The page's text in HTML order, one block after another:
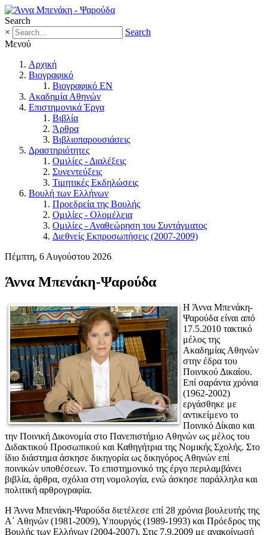
Search
×
Search
Μενού
Αρχική
Βιογραφικό
Βιογραφικό EN
Ακαδημία Αθηνών
Επιστημονικά Έργα
Βιβλία
Άρθρα
Βιβλιοπαρουσιάσεις
Δραστηριότητες
Ομιλίες - Διαλέξεις
Συνεντεύξεις
Τιμητικές Εκδηλώσεις
Βουλή των Ελλήνων
Προεδρεία της Βουλής
Ομιλίες - Ολομέλεια
Ομιλίες - Αναθεώρηση του Συντάγματος
Διεθνείς Εκπροσωπήσεις (2007-2009)
Πέμπτη, 6 Αυγούστου 2026
Άννα Μπενάκη-Ψαρούδα
Η Άννα Μπενάκη-
Ψαρούδα είναι από
17.5.2010 τακτικό
μέλος της
Ακαδημίας Αθηνών
στην έδρα του
Ποινικού Δικαίου.
Επί σαράντα χρόνια
(1962-2002)
εργάσθηκε με
αντικείμενο το
Ποινικό Δίκαιο και
την Ποινική Δικονομία στο Πανεπιστήμιο Αθηνών ως μέλος του
Διδακτικού Προσωπικού και Καθηγήτρια της Νομικής Σχολής. Στο
ίδιο διάστημα άσκησε δικηγορία ως δικηγόρος Αθηνών επί
ποινικών υποθέσεων. Το επιστημονικό της έργο περιλαμβάνει
βιβλία, άρθρα, σχόλια στη νομολογία, ενώ άσκησε παράλληλα και
πολιτική αρθρογραφία.
Η Άννα Μπενάκη-Ψαρούδα διετέλεσε επί 28 χρόνια βουλευτής της
Α΄ Αθηνών (1981-2009), Υπουργός (1989-1993) και Πρόεδρος της
Βουλής των Ελλήνων (2004-2007). Στις 7.9.2009 με ανακοίνωσή